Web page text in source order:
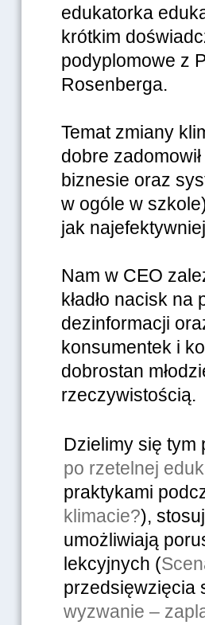
edukatorka
krótkim
podyplomowe z
Rosenberga.
Temat zmiany
dobre
biznesie oraz
w ogóle w
jak
Nam w CEO
kładło nacisk
dezinformacji
konsumentek i
dobrostan
rzeczywistością.
Dzielimy się tym
po rzetelnej
praktykami
klimacie?),
umożliwiają
lekcyjnych (
przedsięwzięcia
wyzwanie –